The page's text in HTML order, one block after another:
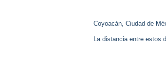
Coyoacán, Ciudad de
La distancia entre estos